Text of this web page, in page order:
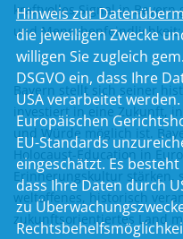
kraftvolles Signal in Bayern
und
Bayern stellt sich seiner
investiert in eine Zukunft,
und Würde möglich ist.
Holocaust-Education in
Erinnerungskultur stärken,
weltoffenes, historisch
zukunftsorientiertes Land
Hinweis zur
die jeweiligen Zwecke
willigen Sie zugleich
DSGVO ein, dass Ihre
USA verarbeitet
Europäischen
EU-Standards
eingeschätzt. Es
dass Ihre Daten durch
zu